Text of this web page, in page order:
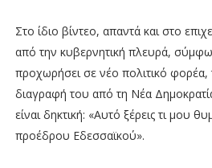
Στο ίδιο βίντεο, απαντά και στο
από την κυβερνητική πλευρά,
προχωρήσει σε νέο πολιτικό φορέα,
διαγραφή του από τη Νέα
είναι δηκτική: «Αυτό ξέρεις τι μου
προέδρου Εδεσσαϊκού».